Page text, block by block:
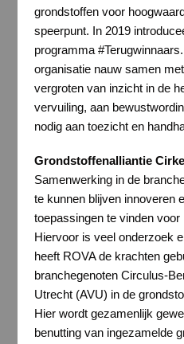
grondstoffen voor
speerpunt. In 2019
programma
organisatie nauw samen
vergroten van inzicht in de
vervuiling, aan
nodig aan toezicht en
Grondstoffenalliantie
Samenwerking in de
te kunnen blijven innoveren
toepassingen te vinden
Hiervoor is veel onderzoek
heeft ROVA de krachten
branchegenoten Circulus-
Utrecht (AVU) in de
Hier wordt gezamenlijk
benutting van ingezamelde